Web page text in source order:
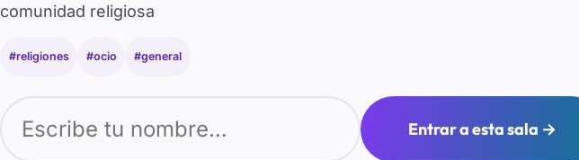
comunidad religiosa
#religiones #ocio #general
Entrar a esta sala →